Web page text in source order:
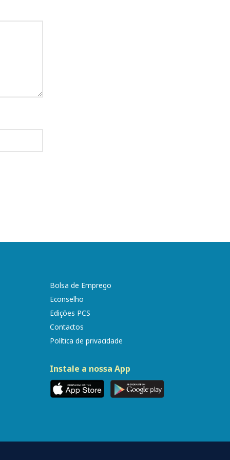
Bolsa de Emprego
Econselho
Edições PCS
Contactos
Política de privacidade
Instale a nossa App